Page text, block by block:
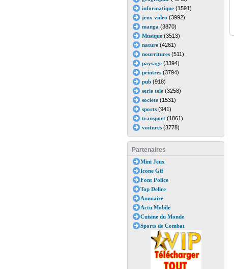
informatique(1591)
jeux video (3992)
manga (3870)
Musique(3513)
nature(4261)
nourritures(511)
paysage(3394)
peintres(3794)
pub(918)
serie tele(3258)
societe(1531)
sports(941)
transport(1861)
voitures(3778)
Partenaires
Mini Jeux
Icone Gif
Font Police
Top Delire
Annuaire
Actu Mobile
Cuisine du Monde
Sports de Combat